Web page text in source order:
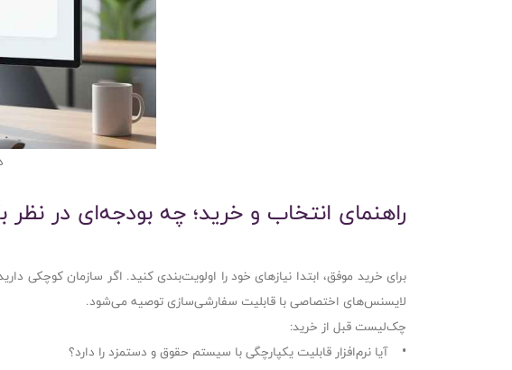
راهنمای انتخاب و خرید؛ چه بودجه‌ای در نظر
برای خرید موفق، ابتدا نیازهای خود را اولویت‌بندی کنید. اگر سازمان کوچکی
لایسنس‌های اختصاصی با قابلیت سفارشی‌سازی توصیه می‌شود.
چک‌لیست قبل از خرید:
• آیا نرم‌افزار قابلیت یکپارچگی با سیستم حقوق و دستمزد را دارد؟